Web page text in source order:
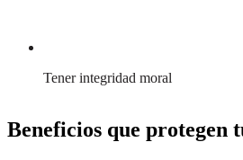
Tener integridad moral
Beneficios que protegen